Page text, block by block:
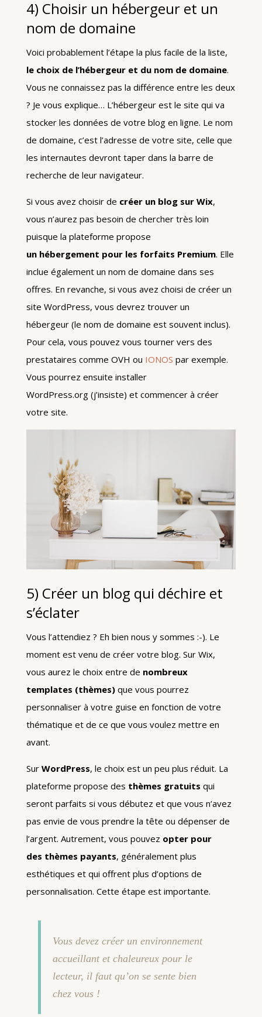
4) Choisir un hébergeur et un
nom de domaine
Voici probablement l’étape la plus facile de la liste,
le choix de l’hébergeur et du nom de domaine.
Vous ne connaissez pas la différence entre les deux
? Je vous explique… L’hébergeur est le site qui va
stocker les données de votre blog en ligne. Le nom
de domaine, c’est l’adresse de votre site, celle que
les internautes devront taper dans la barre de
recherche de leur navigateur.
Si vous avez choisir de créer un blog sur Wix,
vous n’aurez pas besoin de chercher très loin
puisque la plateforme propose
un hébergement pour les forfaits Premium. Elle
inclue également un nom de domaine dans ses
offres. En revanche, si vous avez choisi de créer un
site WordPress, vous devrez trouver un
hébergeur (le nom de domaine est souvent inclus).
Pour cela, vous pouvez vous tourner vers des
prestataires comme OVH ou IONOS par exemple.
Vous pourrez ensuite installer
WordPress.org (j’insiste) et commencer à créer
votre site.
5) Créer un blog qui déchire et
s’éclater
Vous l’attendiez ? Eh bien nous y sommes :-). Le
moment est venu de créer votre blog. Sur Wix,
vous aurez le choix entre de nombreux
templates (thèmes)que vous pourrez
personnaliser à votre guise en fonction de votre
thématique et de ce que vous voulez mettre en
avant.
Sur WordPress, le choix est un peu plus réduit. La
plateforme propose des thèmes gratuits qui
seront parfaits si vous débutez et que vous n’avez
pas envie de vous prendre la tête ou dépenser de
l’argent. Autrement, vous pouvez opter pour
des thèmes payants, généralement plus
esthétiques et qui offrent plus d’options de
personnalisation. Cette étape est importante.
Vous devez créer un environnement
accueillant et chaleureux pour le
lecteur, il faut qu’on se sente bien
chez vous !